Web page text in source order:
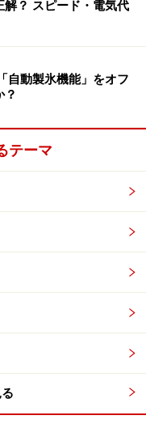
を別の辞書で調べ
、
ます。
さ12.8mm、重さ約
求した新構造「タフ
に対して強化し、通
なりました。
で、文字が大きく表示
ドットです。
解？ スピード・電気代
自動製氷機能」をオフ
？
テーマ